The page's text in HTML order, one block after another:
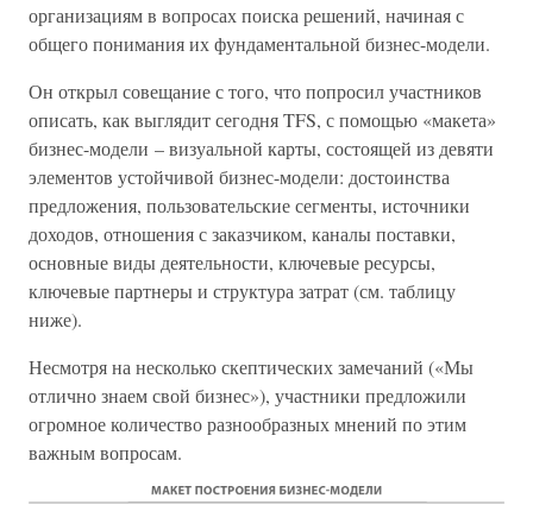
организациям в вопросах поиска решений, начиная с
общего понимания их фундаментальной бизнес-модели.
Он открыл совещание с того, что попросил участников
описать, как выглядит сегодня TFS, с помощью «макета»
бизнес-модели – визуальной карты, состоящей из девяти
элементов устойчивой бизнес-модели: достоинства
предложения, пользовательские сегменты, источники
доходов, отношения с заказчиком, каналы поставки,
основные виды деятельности, ключевые ресурсы,
ключевые партнеры и структура затрат (см. таблицу
ниже).
Несмотря на несколько скептических замечаний («Мы
отлично знаем свой бизнес»), участники предложили
огромное количество разнообразных мнений по этим
важным вопросам.